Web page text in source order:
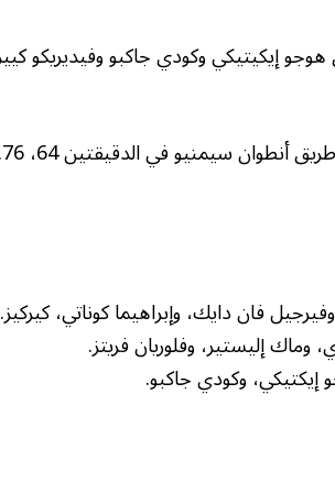
أنطوان سيمنيو في الدقيقتين 64، 76.
فان دايك، وإبراهيما كوناتي، كيركيز.
إليستير، وفلوريان فريتز.
وكودي جاكبو.